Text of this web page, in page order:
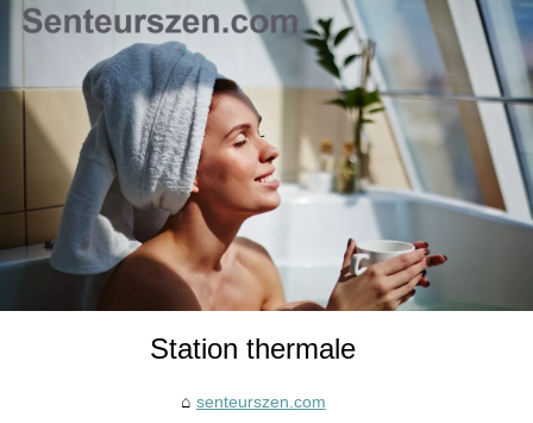
Station thermale
senteurszen.com